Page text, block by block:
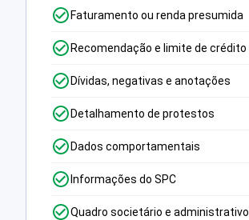
Faturamento ou renda presumida
Recomendação e limite de crédito
Dívidas, negativas e anotações
Detalhamento de protestos
Dados comportamentais
Informações do SPC
Quadro societário e administrativo